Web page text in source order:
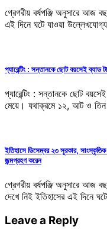
গ্রেগরীয় বর্ষপঞ্জি অনুসারে আজ
এই দিনে ঘটে যাওয়া
প্যারেন্টিং : সন্তানকে ছোট বয়সেই ব্যাড
প্যারেন্টিং : সন্তানকে ছোট
মেয়ে। যথাক্রমে ১২, আট ও
ইতিহাসে ডিসেম্বর ২৩ সুরকার,
জন্মগ্রহণ করেন
গ্রেগরীয় বর্ষপঞ্জি অনুসারে
দেখে নিই ইতিহাসের এই দিনে
Leave a Reply